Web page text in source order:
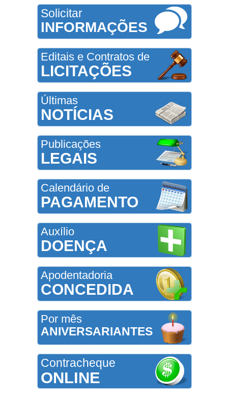
Solicitar
INFORMAÇÕES
Editais e Contratos de
LICITAÇÕES
Últimas
NOTÍCIAS
Publicações
LEGAIS
Calendário de
PAGAMENTO
Auxílio
DOENÇA
Apodentadoria
CONCEDIDA
Por mês
ANIVERSARIANTES
Contracheque
ONLINE